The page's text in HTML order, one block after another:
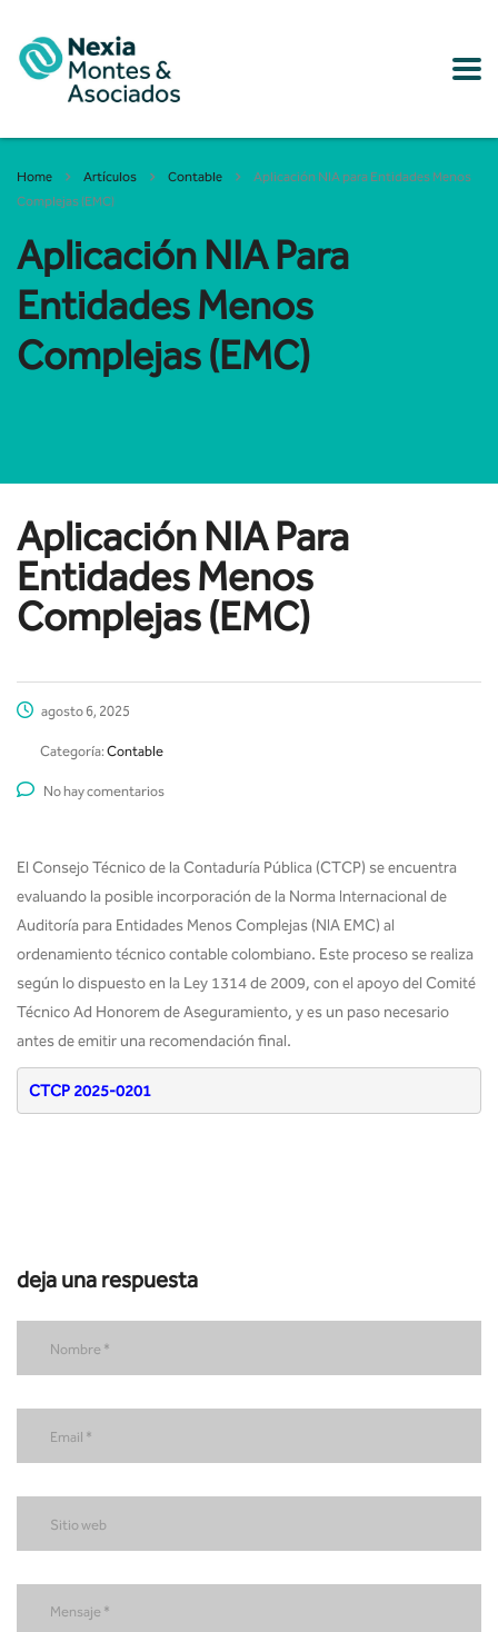
Home Artículos Contable
Aplicación NIA para Entidades Menos
Complejas (EMC)
Aplicación NIA Para
Entidades Menos
Complejas (EMC)
Aplicación NIA Para
Entidades Menos
Complejas (EMC)
agosto 6, 2025
Categoría: Contable
No hay comentarios
El Consejo Técnico de la Contaduría Pública (CTCP) se encuentra
evaluando la posible incorporación de la Norma Internacional de
Auditoría para Entidades Menos Complejas (NIA EMC) al
ordenamiento técnico contable colombiano. Este proceso se realiza
según lo dispuesto en la Ley 1314 de 2009, con el apoyo del Comité
Técnico Ad Honorem de Aseguramiento, y es un paso necesario
antes de emitir una recomendación final.
CTCP 2025-0201
deja una respuesta